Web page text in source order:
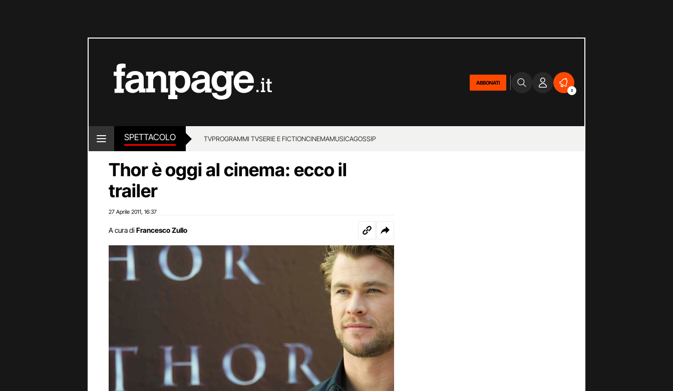
ABBONATI
2
SPETTACOLO TVPROGRAMMI TVSERIE E FICTIONCINEMAMUSICAGOSSIP
Thor è oggi al cinema: ecco il
trailer
27 Aprile 2011 16:37
A cura di Francesco Zullo